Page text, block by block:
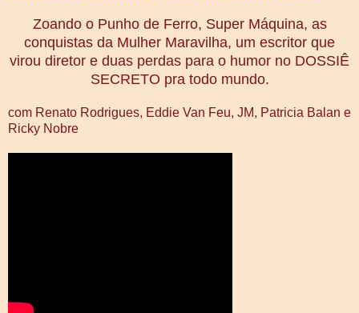
Zoando o Punho de Ferro, Super Máquina, as
conquistas da Mulher Maravilha, um escritor que
virou diretor e duas perdas para o humor no DOSSIÊ
SECRETO pra todo mundo.
com Renato Rodrigues, Eddie Van Feu, JM, Patricia Balan e
Ricky Nobre